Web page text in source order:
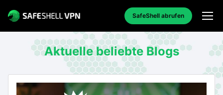
SafeShell abrufen
Aktuelle beliebte Blogs